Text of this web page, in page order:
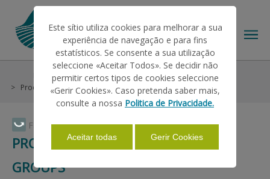
Faça Swipe para ver o menu
HELP/SUPPORT
INFORMATIONS
Help/Support
Market Interventions
Producer Organizations and Groups
Manuals
PRODUCER ORGANIZATIONS AND
GROUPS
Este sítio utiliza cookies para melhorar a sua
experiência de navegação e para fins
estatísticos. Se consente a sua utilização
seleccione «Aceitar Todos». Se decidir não
permitir certos tipos de cookies seleccione
«Gerir Cookies». Caso pretenda saber mais,
consulte a nossa Politica de Privacidade.
Aceitar todas Gerir Cookies